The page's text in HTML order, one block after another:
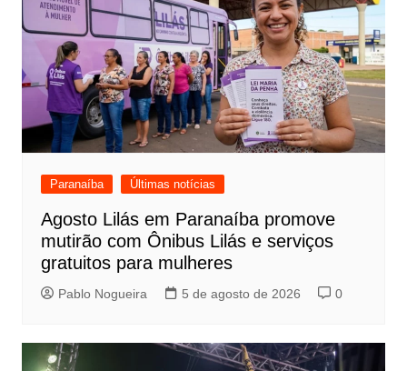
Paranaíba Últimas notícias
Agosto Lilás em Paranaíba promove
mutirão com Ônibus Lilás e serviços
gratuitos para mulheres
Pablo Nogueira 5 de agosto de 2026 0